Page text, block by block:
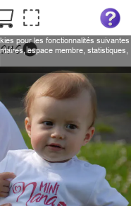
pour les fonctionnalités suivantes
espace membre, statistiques,